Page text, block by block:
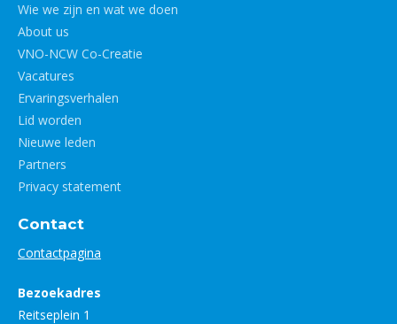
Wie we zijn en wat we doen
About us
VNO-NCW Co-Creatie
Vacatures
Ervaringsverhalen
Lid worden
Nieuwe leden
Partners
Privacy statement
Contact
Contactpagina
Bezoekadres
Reitseplein 1